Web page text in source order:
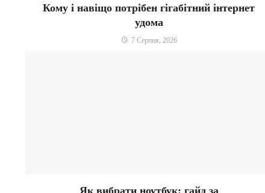
Кому і навіщо потрібен гігабітний інтернет
удома
7 Серпня, 2026
Як вибрати ноутбук: гайд за